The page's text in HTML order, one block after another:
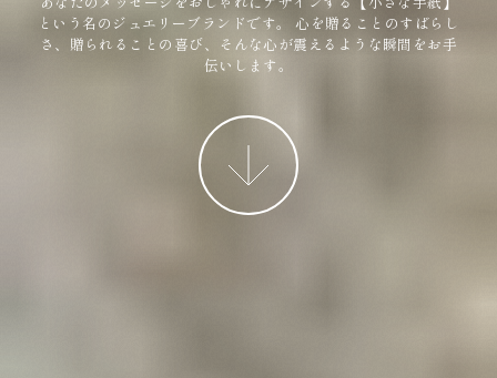
という名のジュエリーブランドです。
心を贈ることのすばらし
さ、贈られることの喜び、そんな心が震えるような瞬間をお手
伝いします。